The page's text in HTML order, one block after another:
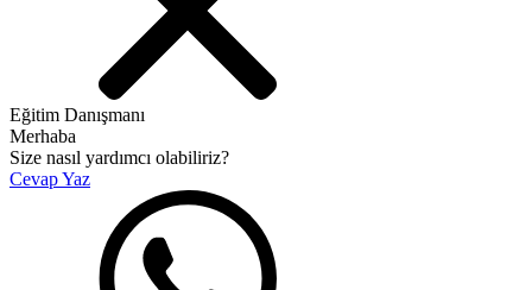
Eğitim Danışmanı
Merhaba
Size nasıl yardımcı olabiliriz?
Cevap Yaz